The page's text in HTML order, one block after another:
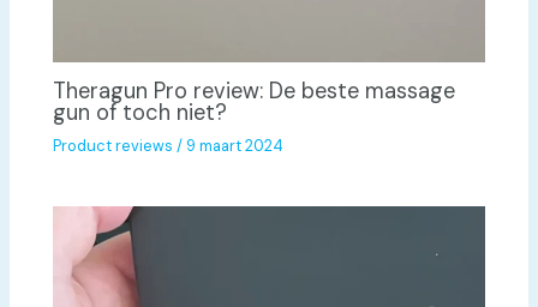
Theragun Pro review: De beste massage
gun of toch niet?
Product reviews / 9 maart 2024